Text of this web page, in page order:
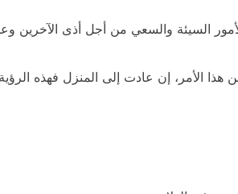
السيئة والسعي من أجل أذى الآخرين
الأمر، إن عادت إلى المنزل فهذه الرؤية